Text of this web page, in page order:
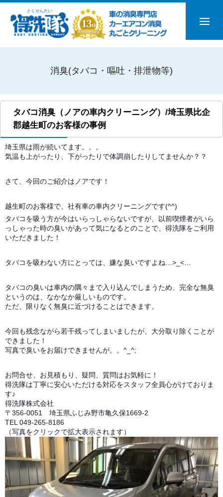
消臭(タバコ・嘔吐・排泄物等)
タバコ消臭（ノアの車内クリーニング）/埼玉県比企
郡越生町のお客様の事例
埼玉県は雨が続いてます。。。
気温も上がったり、下がったりで体調崩したりしてませんか？？
さて、今回のご紹介はノアです！
越生町のお客様で、社有車の車内クリーニングです(^^)
タバコを吸う方が今はいらっしゃらないですが、以前喫煙者がいら
っしゃった時の臭いがあって気になるとのことで、得洗隊をご利用
いただきました！
タバコを吸わない方にとっては、嫌な臭いですよね…>_<…
タバコの臭いは車内の隅々まで入り込んでしまうため、完全な無臭
というのは、なかなか厳しいものです。
ただ、限りなく無臭に近づけることはできます。
今回も残念ながら若干残ってしまいましたが、大分取り除くことが
できました！
写真で臭いをお届けできませんが。。^_^;
お問合せ、お見積もり、疑問、質問はお気軽に！
得洗隊は丁寧に安心いただける対応をスタッフ全員心がけておりま
す♪
得洗隊株式会社
〒356-0051 埼玉県ふじみ野市亀久保1669-2
TEL 049-265-8186
（写真をクリックで拡大表示されます）